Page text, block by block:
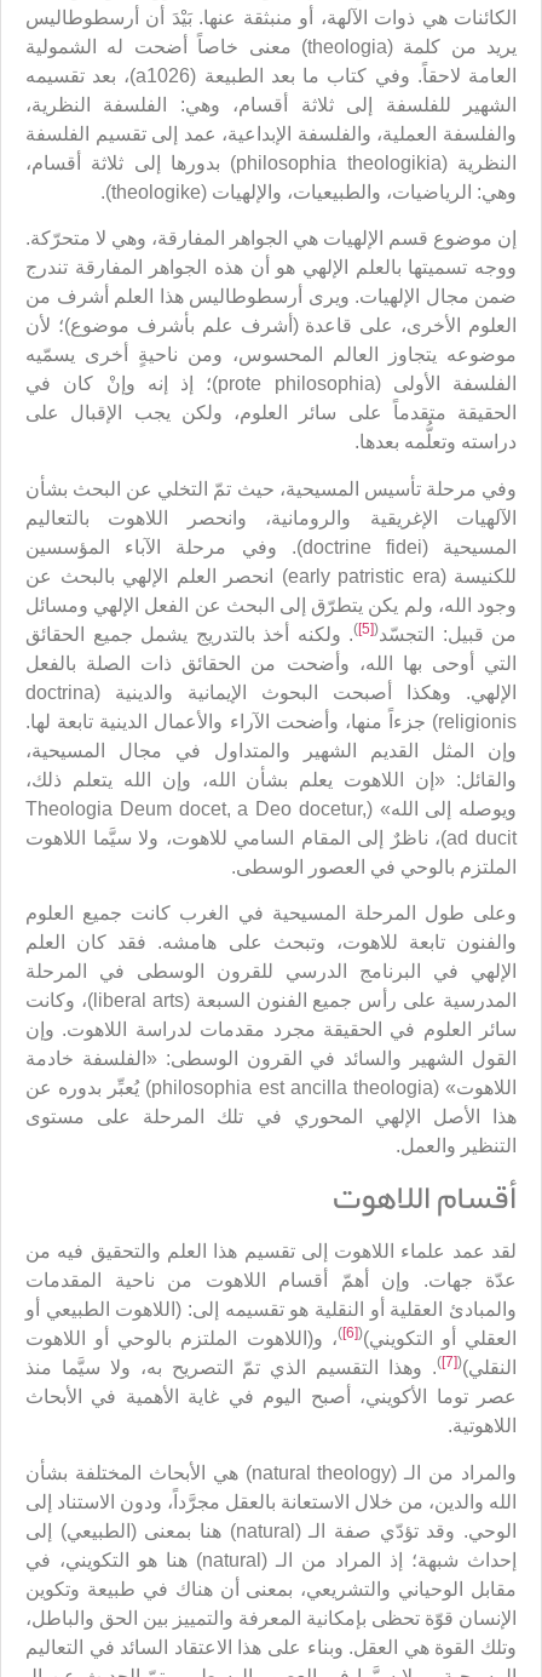
الكائنات هي ذوات الآلهة، أو منبثقة عنها. بَيْدَ أن أرسطوطاليس
يريد من كلمة (theologia) معنى خاصاً أضحت له الشمولية
العامة لاحقاً. وفي كتاب ما بعد الطبيعة (a1026)، بعد تقسيمه
الشهير للفلسفة إلى ثلاثة أقسام، وهي: الفلسفة النظرية،
والفلسفة العملية، والفلسفة الإبداعية، عمد إلى تقسيم الفلسفة
النظرية (philosophia theologikia) بدورها إلى ثلاثة أقسام،
وهي: الرياضيات، والطبيعيات، والإلهيات (theologike).
إن موضوع قسم الإلهيات هي الجواهر المفارقة، وهي لا متحرّكة.
ووجه تسميتها بالعلم الإلهي هو أن هذه الجواهر المفارقة تندرج
ضمن مجال الإلهيات. ويرى أرسطوطاليس هذا العلم أشرف من
العلوم الأخرى، على قاعدة (أشرف علم بأشرف موضوع)؛ لأن
موضوعه يتجاوز العالم المحسوس، ومن ناحيةٍ أخرى يسمّيه
الفلسفة الأولى (prote philosophia)؛ إذ إنه وإنْ كان في
الحقيقة متقدماً على سائر العلوم، ولكن يجب الإقبال على
دراسته وتعلُّمه بعدها.
وفي مرحلة تأسيس المسيحية، حيث تمّ التخلي عن البحث بشأن
الآلهيات الإغريقية والرومانية، وانحصر اللاهوت بالتعاليم
المسيحية (doctrine fidei). وفي مرحلة الآباء المؤسسين
للكنيسة (early patristic era) انحصر العلم الإلهي بالبحث عن
وجود الله، ولم يكن يتطرّق إلى البحث عن الفعل الإلهي ومسائل
من قبيل: التجسّد(
[5]
). ولكنه أخذ بالتدريج يشمل جميع الحقائق
التي أوحى بها الله، وأضحت من الحقائق ذات الصلة بالفعل
الإلهي. وهكذا أصبحت البحوث الإيمانية والدينية (doctrina
religionis) جزءاً منها، وأضحت الآراء والأعمال الدينية تابعة لها.
وإن المثل القديم الشهير والمتداول في مجال المسيحية،
والقائل: «إن اللاهوت يعلم بشأن الله، وإن الله يتعلم ذلك،
ويوصله إلى الله» (Theologia Deum docet, a Deo docetur,
ad ducit)، ناظرٌ إلى المقام السامي للاهوت، ولا سيَّما اللاهوت
الملتزم بالوحي في العصور الوسطى.
وعلى طول المرحلة المسيحية في الغرب كانت جميع العلوم
والفنون تابعة للاهوت، وتبحث على هامشه. فقد كان العلم
الإلهي في البرنامج الدرسي للقرون الوسطى في المرحلة
المدرسية على رأس جميع الفنون السبعة (liberal arts)، وكانت
سائر العلوم في الحقيقة مجرد مقدمات لدراسة اللاهوت. وإن
القول الشهير والسائد في القرون الوسطى: «الفلسفة خادمة
اللاهوت» (philosophia est ancilla theologia) يُعبِّر بدوره عن
هذا الأصل الإلهي المحوري في تلك المرحلة على مستوى
التنظير والعمل.
أقسام اللاهوت
لقد عمد علماء اللاهوت إلى تقسيم هذا العلم والتحقيق فيه من
عدّة جهات. وإن أهمّ أقسام اللاهوت من ناحية المقدمات
والمبادئ العقلية أو النقلية هو تقسيمه إلى: (اللاهوت الطبيعي أو
العقلي أو التكويني)(
[6]
)، و(اللاهوت الملتزم بالوحي أو اللاهوت
النقلي)(
[7]
). وهذا التقسيم الذي تمّ التصريح به، ولا سيَّما منذ
عصر توما الأكويني، أصبح اليوم في غاية الأهمية في الأبحاث
اللاهوتية.
والمراد من الـ (natural theology) هي الأبحاث المختلفة بشأن
الله والدين، من خلال الاستعانة بالعقل مجرَّداً، ودون الاستناد إلى
الوحي. وقد تؤدّي صفة الـ (natural) هنا بمعنى (الطبيعي) إلى
إحداث شبهة؛ إذ المراد من الـ (natural) هنا هو التكويني، في
مقابل الوحياني والتشريعي، بمعنى أن هناك في طبيعة وتكوين
الإنسان قوّة تحظى بإمكانية المعرفة والتمييز بين الحق والباطل،
وتلك القوة هي العقل. وبناء على هذا الاعتقاد السائد في التعاليم